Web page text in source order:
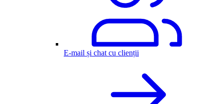
E-mail și chat cu clienții